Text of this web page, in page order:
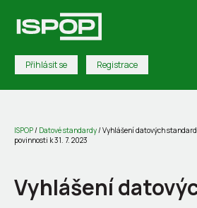
Přihlásit se Registrace
ISPOP/ Datové standardy/Vyhlášení datových
povinnosti k 31. 7. 2023
Vyhlášení